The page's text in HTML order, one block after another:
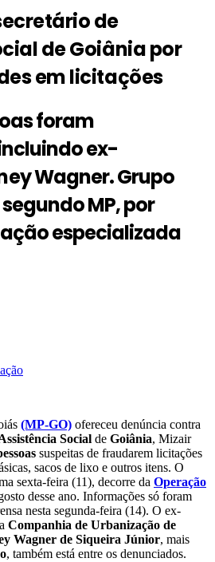
de
de Goiânia por
em licitações
foram
ex-
Wagner. Grupo
MP, por
especializada
(MP-GO) ofereceu denúncia contra
Social de Goiânia, Mizair
suspeitas de fraudarem licitações
sacos de lixo e outros itens. O
sexta-feira (11), decorre da Operação
desse ano. Informações só foram
nesta segunda-feira (14). O ex-
Companhia de Urbanização de
Wagner de Siqueira Júnior, mais
, também está entre os denunciados.